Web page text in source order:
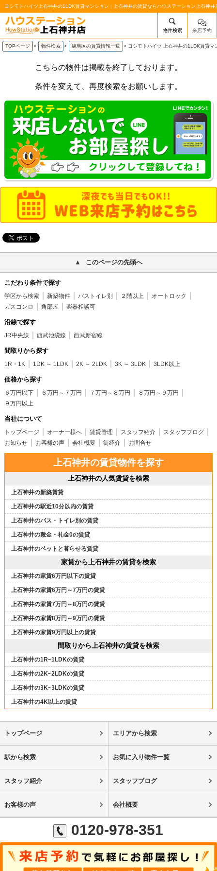
ヨシモトハイツ上石神井の1LDK賃貸マンション | 上石神井の賃貸ならハウステーション上石神井
/mobile_img/head-logo.png
物件検索 来店予約
TOPページ > 物件検索 > 練馬区の賃貸情報一覧 > ヨシモトハイツ 上石神井の1LDK賃貸マ
こちらの物件は掲載を終了しております。
条件を変えて、再度検索をお願いします。
このページの先頭へ
こだわり条件で探す
学区から検索 新築物件 バストイレ別 ２階以上
オートロック
ガスコンロ
角部屋 楽器相談可
沿線で探す
JR中央線 西武池袋線 西武新宿線
間取りから探す
1R・1K 1DK ～ 1LDK 2K ～ 2LDK 3K ～ 3LDK 3LDK以上
価格から探す
６万円以下 ６万円～７万円 ７万円～８万円
８万円～９万円
９万円以上
当社について
トップページ オーナー様へ 賃貸管理 スタッフ紹介
スタッフブログ
お知らせ
お客様の声 会社概要 街紹介 お問合せ
上石神井の賃貸物件を探す
上石神井の人気賃貸を検索
上石神井の新築賃貸
上石神井の駅近10分以内の賃貸
上石神井のバス・トイレ別の賃貸
上石神井の敷金・礼金0の賃貸
上石神井のペットと暮らせる賃貸
家賃から上石神井の賃貸を検索
上石神井の家賃6万円以下の賃貸
上石神井の家賃6万円～7万円の賃貸
上石神井の家賃7万円～8万円の賃貸
上石神井の家賃8万円～9万円の賃貸
上石神井の家賃9万円以上の賃貸
間取りから上石神井の賃貸を検索
上石神井の1R~1LDKの賃貸
上石神井の2K~2LDKの賃貸
上石神井の3K~3LDKの賃貸
上石神井の4K以上の賃貸
トップページ エリアから検索
駅から検索 お気に入り物件一覧
スタッフ紹介 スタッフブログ
お客様の声 会社概要
0120-978-351